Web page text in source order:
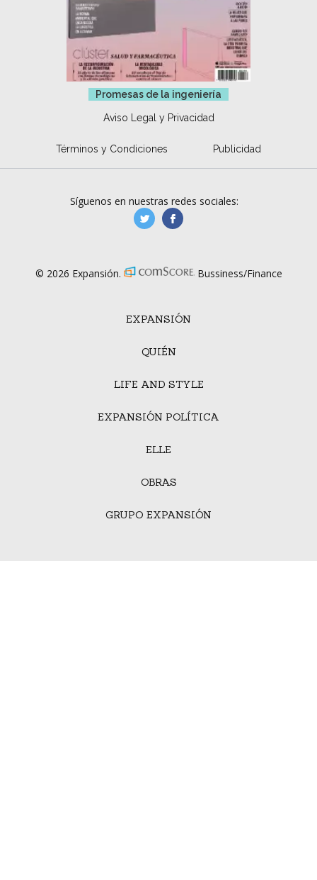
Promesas de la ingeniería
Aviso Legal y Privacidad
Términos y Condiciones Publicidad
EXPANSIÓN
QUIÉN
LIFE AND STYLE
EXPANSIÓN POLÍTICA
ELLE
OBRAS
GRUPO EXPANSIÓN
Síguenos en nuestras redes sociales:
manufacturaGE
© 2026 Expansión. Bussiness/Finance